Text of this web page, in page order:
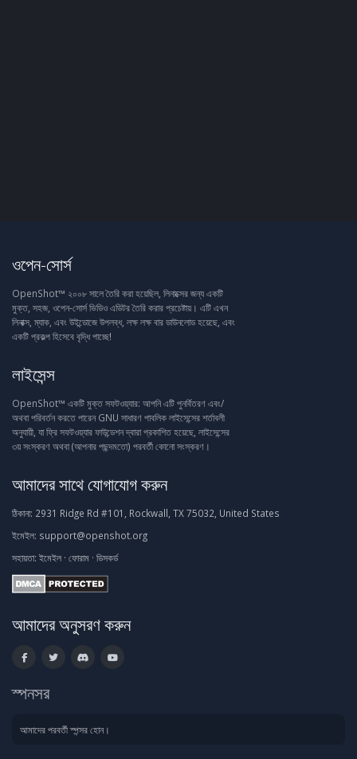
ওপেন-সোর্স
OpenShot™ ২০০৮ সালে তৈরি করা হয়েছিল, লিনাক্সের জন্য একটি
মুক্ত, সহজ, ওপেন-সোর্স ভিডিও এডিটর তৈরি করার প্রচেষ্টায়। এটি এখন
লিনাক্স, ম্যাক, এবং উইন্ডোজে উপলব্ধ, লক্ষ লক্ষ বার ডাউনলোড হয়েছে, এবং
একটি প্রকল্প হিসেবে বৃদ্ধি পাচ্ছে!
লাইসেন্স
OpenShot™ একটি মুক্ত সফটওয়্যার: আপনি এটি পুনর্বিতরণ এবং/
অথবা পরিবর্তন করতে পারেন GNU সাধারণ পাবলিক লাইসেন্সের শর্তাবলী
অনুযায়ী, যা ফ্রি সফটওয়্যার ফাউন্ডেশন দ্বারা প্রকাশিত হয়েছে, লাইসেন্সের
৩য় সংস্করণ অথবা (আপনার পছন্দমতো) পরবর্তী কোনো সংস্করণ।
আমাদের সাথে যোগাযোগ করুন
ঠিকানা: 2931 Ridge Rd #101, Rockwall, TX 75032, United States
ইমেইল: support@openshot.org
সহায়তা: ইমেইল · ফোরাম · ডিসকর্ড
আমাদের অনুসরণ করুন
স্পনসর
আমাদের পরবর্তী স্পন্সর হোন।